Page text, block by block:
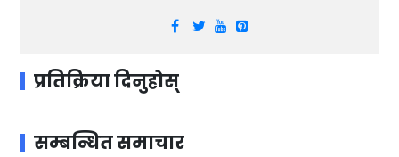
प्रतिक्रिया दिनुहोस्
सम्बन्धित समाचार